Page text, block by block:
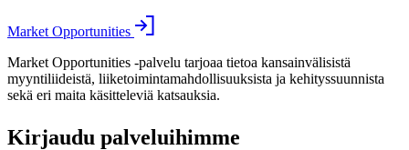
Market Opportunities
Market Opportunities -palvelu tarjoaa tietoa kansainvälisistä
myyntiliideistä, liiketoimintamahdollisuuksista ja kehityssuunnista
sekä eri maita käsitteleviä katsauksia.
Kirjaudu palveluihimme